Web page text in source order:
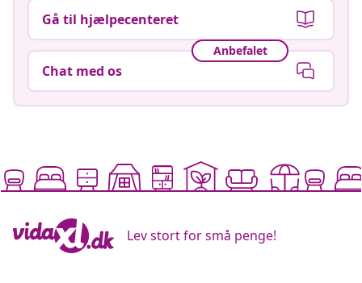
Gå til hjælpecenteret
Anbefalet
Chat med os
Lev stort for små penge!